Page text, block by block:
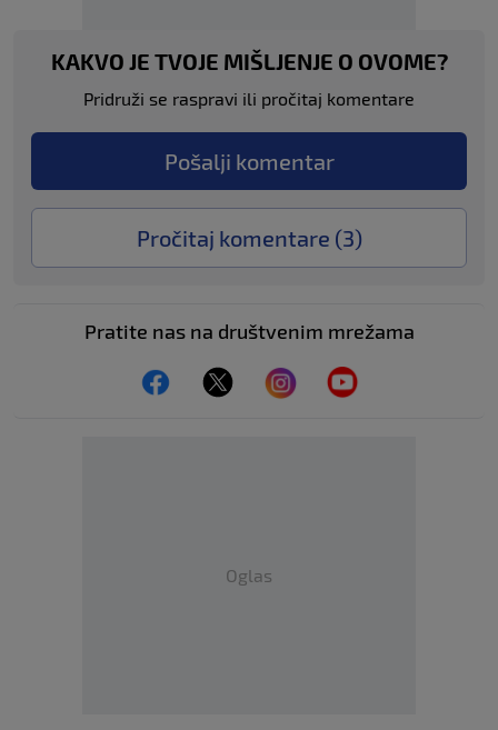
KAKVO JE TVOJE MIŠLJENJE O OVOME?
Pridruži se raspravi ili pročitaj komentare
Pošalji komentar
Pročitaj komentare (3)
Pratite nas na društvenim mrežama
Oglas